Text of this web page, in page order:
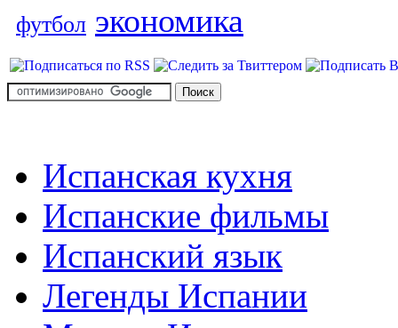
футбол экономика
Испанская кухня
Испанские фильмы
Испанский язык
Легенды Испании